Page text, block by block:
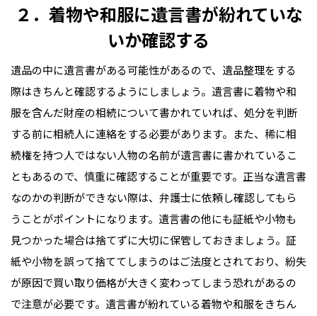
２．着物や和服に遺言書が紛れていな
いか確認する
遺品の中に遺言書がある可能性があるので、遺品整理をする
際はきちんと確認するようにしましょう。遺言書に着物や和
服を含んだ財産の相続について書かれていれば、処分を判断
する前に相続人に連絡をする必要があります。また、稀に相
続権を持つ人ではない人物の名前が遺言書に書かれているこ
ともあるので、慎重に確認することが重要です。正当な遺言書
なのかの判断ができない際は、弁護士に依頼し確認してもら
うことがポイントになります。遺言書の他にも証紙や小物も
見つかった場合は捨てずに大切に保管しておきましょう。証
紙や小物を誤って捨ててしまうのはご法度とされており、紛失
が原因で買い取り価格が大きく変わってしまう恐れがあるの
で注意が必要です。遺言書が紛れている着物や和服をきちん